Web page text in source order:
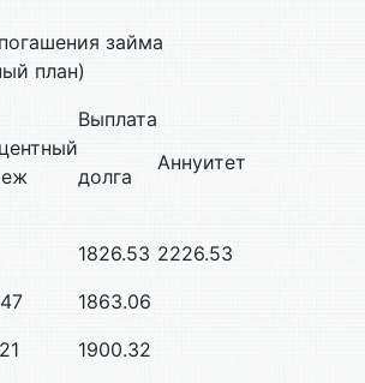
займа
план)
Выплата
долга
Аннуитет
1826.53 2226.53
1863.06
1900.32